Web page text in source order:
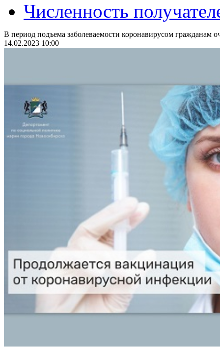
Численность
В период подъема заболеваемости коронавирусом гражданам
14.02.2023 10:00